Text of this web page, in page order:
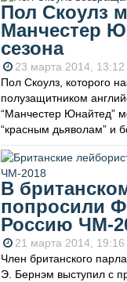
Пол Скоулз
Манчестер
сезона
23 марта 2014, 13:12
Пол Скоулз, которого
полузащитником
“Манчестер Юнайтед”
“красным дьяволам” и
В
попросили
Россию ЧМ-
21 марта 2014, 19:16
Член британского
Э. Бернэм выступил с